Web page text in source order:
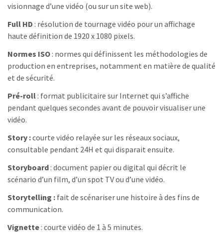
visionnage d’une vidéo (ou sur un site web).
Full HD : résolution de tournage vidéo pour un affichage
haute définition de 1920 x 1080 pixels.
Normes ISO : normes qui définissent les méthodologies de
production en entreprises, notamment en matière de qualité
et de sécurité.
Pré-roll : format publicitaire sur Internet qui s’affiche
pendant quelques secondes avant de pouvoir visualiser une
vidéo.
Story :courte vidéo relayée sur les réseaux sociaux,
consultable pendant 24H et qui disparait ensuite.
Storyboard : document papier ou digital qui décrit le
scénario d’un film, d’un spot TV ou d’une vidéo.
Storytelling : fait de scénariser une histoire à des fins de
communication.
Vignette : courte vidéo de 1 à 5 minutes.